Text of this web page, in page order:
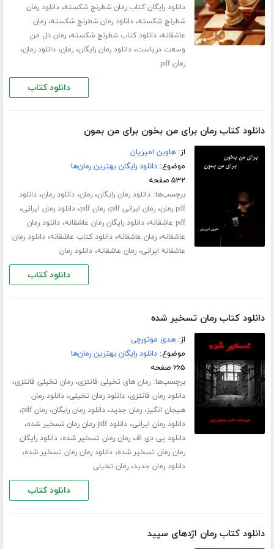
دانلود رایگان کتاب رمان شطرنج شکسته،دانلود رمان
شطرنج شکسته،دانلود رمان شطرنج شکسته،رمان
عاشقانه،دانلود کتاب شطرنج شکسته،رمان دل من
وسعت دریاست،دانلود رمان رایگان،رمان،دانلود رمان،
رمان pdf
دانلود کتاب
دانلود کتاب رمان برای من بخون برای من بمون
از:هاوین امیریان
موضوع:دانلود رایگان بهترین رمان‌ها
۵۳۲ صفحه
برچسب‌ها:دانلود رمان رایگان،رمان،دانلود رمان،دانلود
pdf رمان
،رمان ایرانی pdf ،رمان pdf ،دانلود رمان ایرانی،
pdf عاشقانه ،دانلود رایگان رمان عاشقانه،دانلود رمان
عاشقانه،رمان عاشقانه،دانلود کتاب عاشقانه،دانلود رمان
عاشقانه ایرانی،رمان عاشقانه،دانلود رمان
دانلود کتاب
دانلود کتاب رمان تسخیر شده
از:هدی موتورچی
موضوع:دانلود رایگان بهترین رمان‌ها
۶۶۵ صفحه
برچسب‌ها:رمان های تخیلی فانتزی،رمان تخیلی فانتزی،
دانلود رمان فانتزی،دانلود رمان تخیلی،دانلود رمان
هیجان انگیز،رمان جدید،دانلود رمان رایگان،رمان pdf ،
دانلود رمان ایرانی،دانلود pdf رمان رمان تسخیر شده ،
دانلود پی دی اف رمان رمان تسخیر شده،دانلود رایگان
رمان رمان تسخیر شده،دانلود رمان رمان تسخیر شده،
دانلود رمان جدید،رمان تخیلی
دانلود کتاب
دانلود کتاب رمان اژدهای سپید